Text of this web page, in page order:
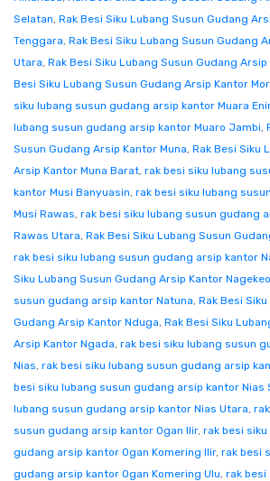
Selatan, Rak Besi Siku Lubang Susun Gudang
Tenggara, Rak Besi Siku Lubang Susun Gudang
Utara, Rak Besi Siku Lubang Susun Gudang
Besi Siku Lubang Susun Gudang Arsip Kantor
siku lubang susun gudang arsip kantor Muara
lubang susun gudang arsip kantor Muaro Jambi,
Susun Gudang Arsip Kantor Muna, Rak Besi Siku
Arsip Kantor Muna Barat, rak besi siku lubang
kantor Musi Banyuasin, rak besi siku lubang
Musi Rawas, rak besi siku lubang susun gudang
Rawas Utara, Rak Besi Siku Lubang Susun
rak besi siku lubang susun gudang arsip kantor
Siku Lubang Susun Gudang Arsip Kantor Nagekeo
susun gudang arsip kantor Natuna, Rak Besi
Gudang Arsip Kantor Nduga, Rak Besi Siku
Arsip Kantor Ngada, rak besi siku lubang susun
Nias, rak besi siku lubang susun gudang arsip
besi siku lubang susun gudang arsip kantor Nias
lubang susun gudang arsip kantor Nias Utara,
susun gudang arsip kantor Ogan Ilir, rak besi
gudang arsip kantor Ogan Komering Ilir, rak besi
gudang arsip kantor Ogan Komering Ulu, rak besi